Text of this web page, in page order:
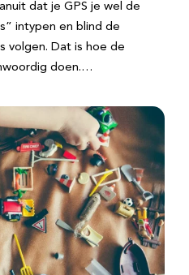
dat je GPS je wel de
intypen en blind de
volgen. Dat is hoe de
doen.…